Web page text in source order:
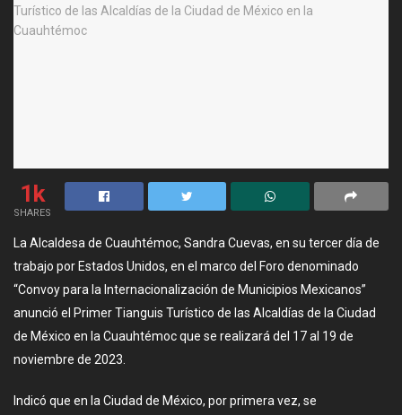
1k
SHARES
La Alcaldesa de Cuauhtémoc, Sandra Cuevas, en su tercer día de
trabajo por Estados Unidos, en el marco del Foro denominado
“Convoy para la Internacionalización de Municipios Mexicanos”
anunció el Primer Tianguis Turístico de las Alcaldías de la Ciudad
de México en la Cuauhtémoc que se realizará del 17 al 19 de
noviembre de 2023.
Indicó que en la Ciudad de México, por primera vez, se